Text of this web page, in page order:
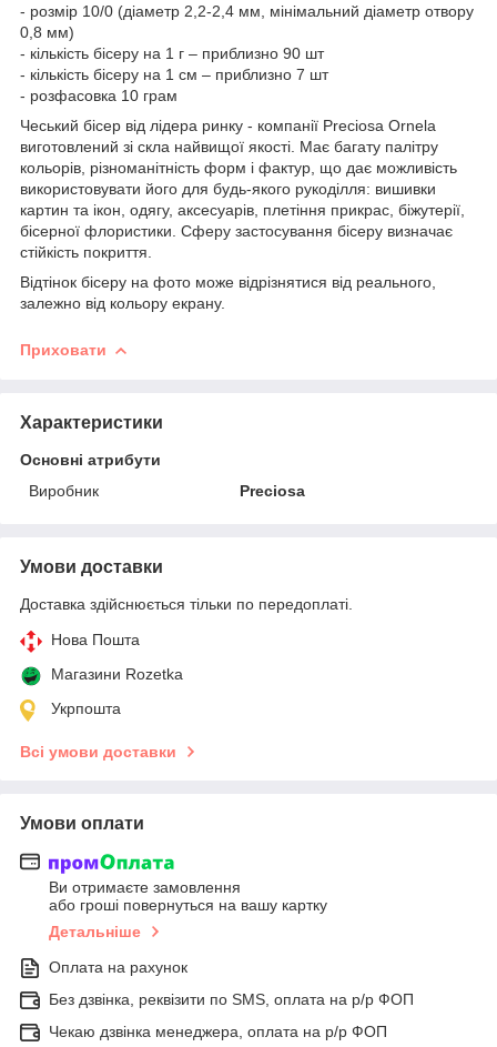
- розмір 10/0 (діаметр 2,2-2,4 мм, мінімальний діаметр отвору
0,8 мм)
- кількість бісеру на 1 г – приблизно 90 шт
- кількість бісеру на 1 см – приблизно 7 шт
- розфасовка 10 грам
Чеський бісер від лідера ринку - компанії Preciosa Ornela
виготовлений зі скла найвищої якості. Має багату палітру
кольорів, різноманітність форм і фактур, що дає можливість
використовувати його для будь-якого рукоділля: вишивки
картин та ікон, одягу, аксесуарів, плетіння прикрас, біжутерії,
бісерної флористики. Сферу застосування бісеру визначає
стійкість покриття.
Відтінок бісеру на фото може відрізнятися від реального,
залежно від кольору екрану.
Приховати
Характеристики
Основні атрибути
Виробник
Preciosa
Умови доставки
Доставка здійснюється тільки по передоплаті.
Нова Пошта
Магазини Rozetka
Укрпошта
Всі умови доставки
Умови оплати
Ви отримаєте замовлення
або гроші повернуться на вашу картку
Детальніше
Оплата на рахунок
Без дзвінка, реквізити по SMS, оплата на р/р ФОП
Чекаю дзвінка менеджера, оплата на р/р ФОП